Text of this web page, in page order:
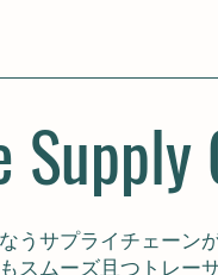
Supply
うサプライチェーン
スムーズ且つトレー